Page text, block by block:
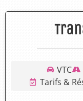
VTC
Tarifs &